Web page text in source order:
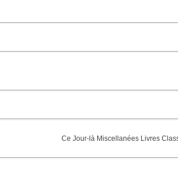
Ce Jour-là Miscellanées Livres